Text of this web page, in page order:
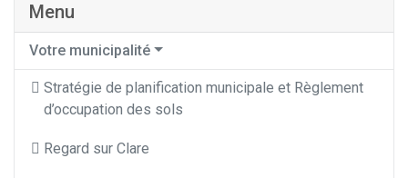
Menu
Votre municipalité
Stratégie de planification municipale et Règlement
d’occupation des sols
Regard sur Clare